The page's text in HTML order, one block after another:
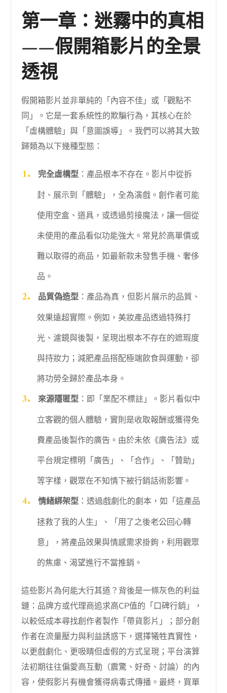
第一章：迷霧中的真相
——假開箱影片的全景
透視
假開箱影片並非單純的「內容不佳」或「觀點不
同」。它是一套系統性的欺騙行為，其核心在於
「虛構體驗」與「意圖誤導」。我們可以將其大致
歸類為以下幾種型態：
完全虛構型：產品根本不存在。影片中從拆
封、展示到「體驗」，全為演戲。創作者可能
使用空盒、道具，或透過剪接魔法，讓一個從
未使用的產品看似功能強大。常見於高單價或
難以取得的商品，如最新款未發售手機、奢侈
品。
品質偽造型：產品為真，但影片展示的品質、
效果遠超實際。例如，美妝產品透過特殊打
光、濾鏡與後製，呈現出根本不存在的遮瑕度
與持妝力；減肥產品搭配極端飲食與運動，卻
將功勞全歸於產品本身。
來源隱匿型：即「業配不標註」。影片看似中
立客觀的個人體驗，實則是收取報酬或獲得免
費產品後製作的廣告。由於未依《廣告法》或
平台規定標明「廣告」、「合作」、「贊助」
等字樣，觀眾在不知情下被行銷話術影響。
情緒綁架型：透過戲劇化的劇本，如「這產品
拯救了我的人生」、「用了之後老公回心轉
意」，將產品效果與情感需求掛鉤，利用觀眾
的焦慮、渴望進行不當推銷。
這些影片為何能大行其道？背後是一條灰色的利益
鏈：品牌方或代理商追求高CP值的「口碑行銷」，
以較低成本尋找創作者製作「帶貨影片」；部分創
作者在流量壓力與利益誘惑下，選擇犧牲真實性，
以更戲劇化、更吸睛但虛假的方式呈現；平台演算
法初期往往偏愛高互動（震驚、好奇、討論）的內
容，使假影片有機會獲得病毒式傳播。最終，買單